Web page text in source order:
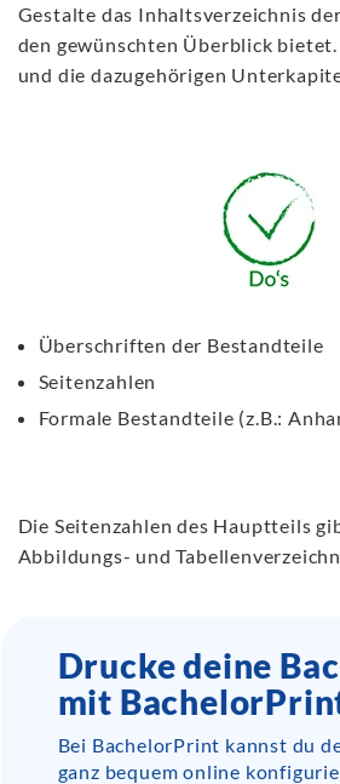
Gestalte das Inhaltsverzeichnis
den gewünschten Überblick
und die dazugehörigen
Überschriften der Bestandteile
Seitenzahlen
Formale Bestandteile (z.B.:
Die Seitenzahlen des Hauptteils
Abbildungs- und
Drucke deine
mit
Bei BachelorPrint kannst du
ganz bequem online